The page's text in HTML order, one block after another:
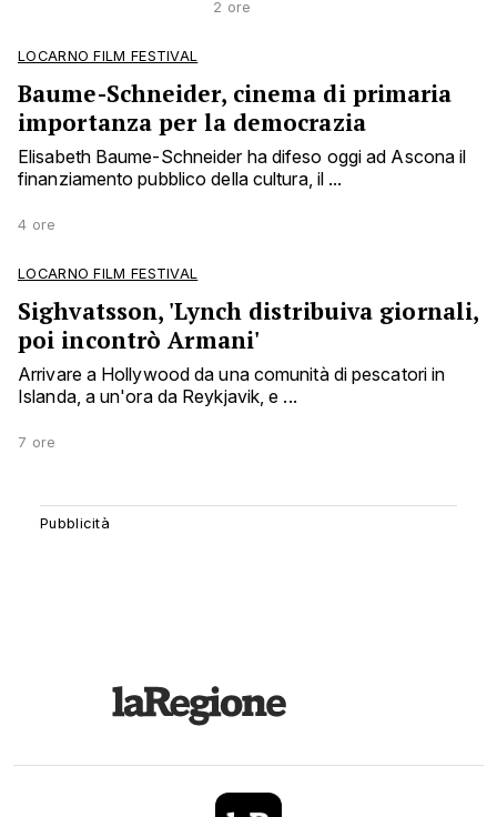
2 ore
LOCARNO FILM FESTIVAL
Baume-Schneider, cinema di primaria
importanza per la democrazia
Elisabeth Baume-Schneider ha difeso oggi ad Ascona il
finanziamento pubblico della cultura, il ...
4 ore
LOCARNO FILM FESTIVAL
Sighvatsson, 'Lynch distribuiva giornali,
poi incontrò Armani'
Arrivare a Hollywood da una comunità di pescatori in
Islanda, a un'ora da Reykjavik, e ...
7 ore